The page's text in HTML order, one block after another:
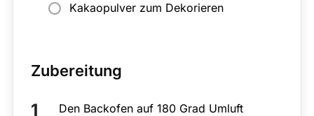
Kakaopulver zum Dekorieren
Zubereitung
Den Backofen auf 180 Grad Umluft